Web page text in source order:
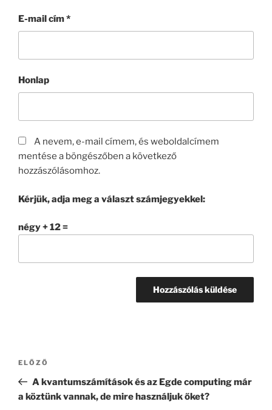
E-mail cím*
Honlap
A nevem, e-mail címem, és weboldalcímem
mentése a böngészőben a következő
hozzászólásomhoz.
Kérjük, adja meg a választ számjegyekkel:
négy + 12 =
Bejegyzés
Korábbi
bejegyzés
ELŐZŐ
A kvantumszámítások és az Egde computing már
a köztünk vannak, de mire használjuk őket?